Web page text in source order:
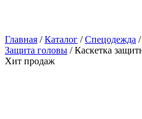
Главная / Каталог / Спецодежда /
Защита головы / Каскетка
Хит продаж